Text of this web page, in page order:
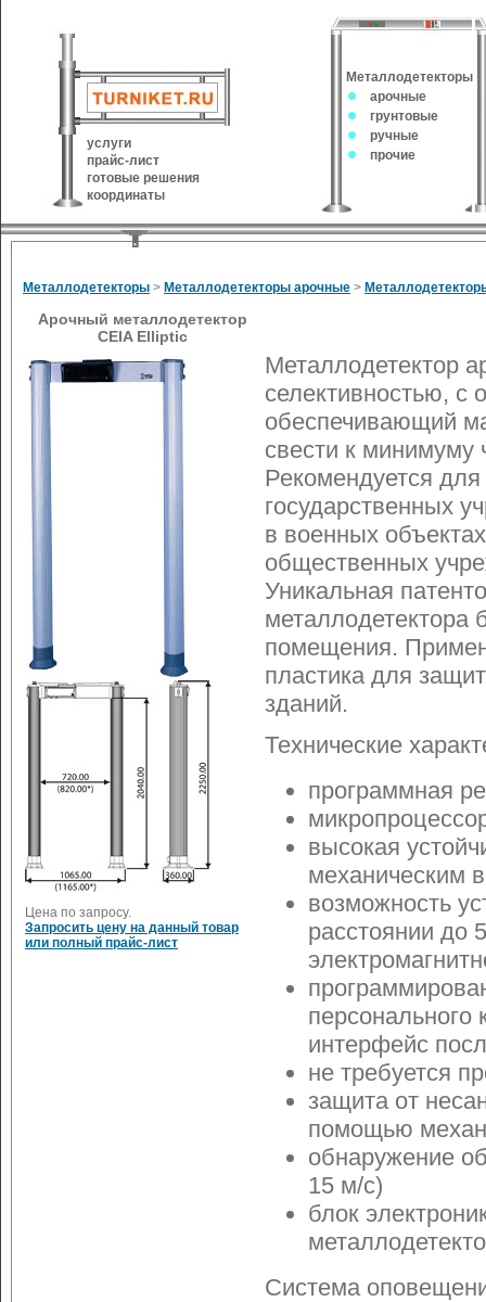
услуги
прайс-лист
готовые решения
координаты
Металлодетекторы
арочные
грунтовые
ручные
прочие
Металлодетекторы > Металлодетекторы арочные >
Арочный металлодетектор
CEIA Elliptic
Цена по запросу.
Запросить цену на данный товар
или полный прайс-лист
Металлодетектор
селективностью, с
обеспечивающий
свести к
Рекомендуется
государственных
в военных
общественных
Уникальная
помещения.
пластика для
зданий.
Технические
программная
высокая
механическим
возможность
расстоянии до
персонального
интерфейс
не требуется
защита от
помощью
обнаружение
15 м/с)
блок
Система